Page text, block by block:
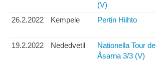
(V)
26.2.2022
Kempele Pertin Hiihto
19.2.2022
Nededvetil
Nationella Tour de
Åsarna 3/3 (V)